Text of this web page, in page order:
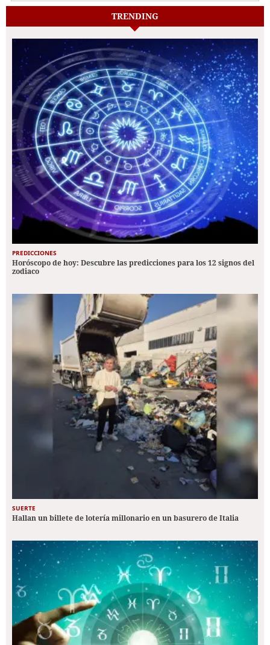
TRENDING
PREDICCIONES
Horóscopo de hoy: Descubre las predicciones para los 12 signos del
zodiaco
SUERTE
Hallan un billete de lotería millonario en un basurero de Italia